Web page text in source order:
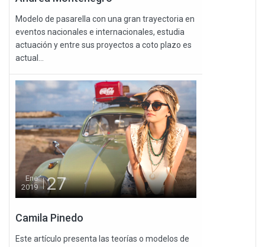
Modelo de pasarella con una gran trayectoria en
eventos nacionales e internacionales, estudia
actuación y entre sus proyectos a coto plazo es
actual...
Ene
2019
27
Camila Pinedo
Este artículo presenta las teorías o modelos de